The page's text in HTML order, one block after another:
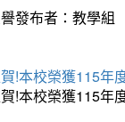
發布者：教學組
!本校榮獲115年
!本校榮獲115年